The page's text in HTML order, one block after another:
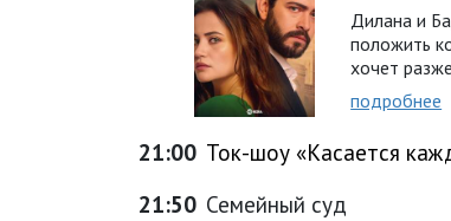
Дилана и
положить
хочет
подробнее
21:00 Ток-шоу «Касается
21:50 Семейный суд